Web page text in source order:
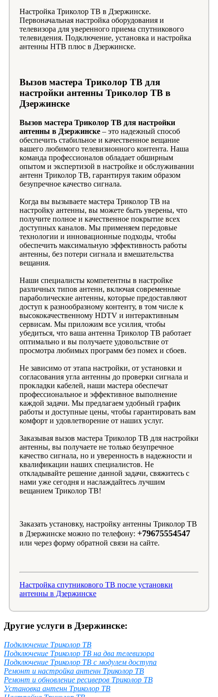
Настройка Триколор ТВ в Дзержинске.
Первоначальная настройка оборудования и
телевизора для уверенного приема спутникового
телевидения. Подключение, установка и настройка
антенны НТВ плюс в Дзержинске.
Вызов мастера Триколор ТВ для
настройки антенны Триколор ТВ в
Дзержинске
Вызов мастера Триколор ТВ для настройки
антенны в Дзержинске – это надежный способ
обеспечить стабильное и качественное вещание
вашего любимого телевизионного контента. Наша
команда профессионалов обладает обширным
опытом и экспертизой в настройке и обслуживании
антенн Триколор ТВ, гарантируя таким образом
безупречное качество сигнала.
Когда вы вызываете мастера Триколор ТВ на
настройку антенны, вы можете быть уверены, что
получите полное и качественное покрытие всех
доступных каналов. Мы применяем передовые
технологии и инновационные подходы, чтобы
обеспечить максимальную эффективность работы
антенны, без потери сигнала и вмешательства
вещания.
Наши специалисты компетентны в настройке
различных типов антенн, включая современные
параболические антенны, которые предоставляют
доступ к разнообразному контенту, в том числе к
высококачественному HDTV и интерактивным
сервисам. Мы приложим все усилия, чтобы
убедиться, что ваша антенна Триколор ТВ работает
оптимально и вы получаете удовольствие от
просмотра любимых программ без помех и сбоев.
Не зависимо от этапа настройки, от установки и
согласования угла антенны до проверки сигнала и
прокладки кабелей, наши мастера обеспечат
профессиональное и эффективное выполнение
каждой задачи. Мы предлагаем удобный график
работы и доступные цены, чтобы гарантировать вам
комфорт и удовлетворение от наших услуг.
Заказывая вызов мастера Триколор ТВ для настройки
антенны, вы получаете не только безупречное
качество сигнала, но и уверенность в надежности и
квалификации наших специалистов. Не
откладывайте решение данной задачи, свяжитесь с
нами уже сегодня и наслаждайтесь лучшим
вещанием Триколор ТВ!
Заказать установку, настройку антенны Триколор ТВ
в Дзержинске можно по телефону: +79675554547
или через форму обратной связи на сайте.
Настройка спутникового ТВ после установки
антенны в Дзержинске
Другие услуги в Дзержинске:
Подключение Триколор ТВ
Подключение Триколор ТВ на два телевизора
Подключение Триколор ТВ с модулем доступа
Ремонт и настройка антенн Триколор ТВ
Ремонт и обновление ресиверов Триколор ТВ
Установка антенн Триколор ТВ